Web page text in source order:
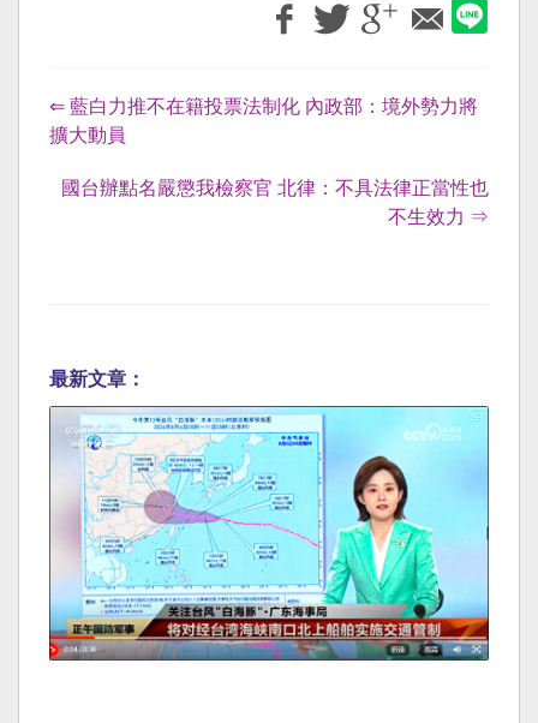
⇐ 藍白力推不在籍投票法制化 內政部：境外勢力將
擴大動員
國台辦點名嚴懲我檢察官 北律：不具法律正當性也
不生效力 ⇒
最新文章：